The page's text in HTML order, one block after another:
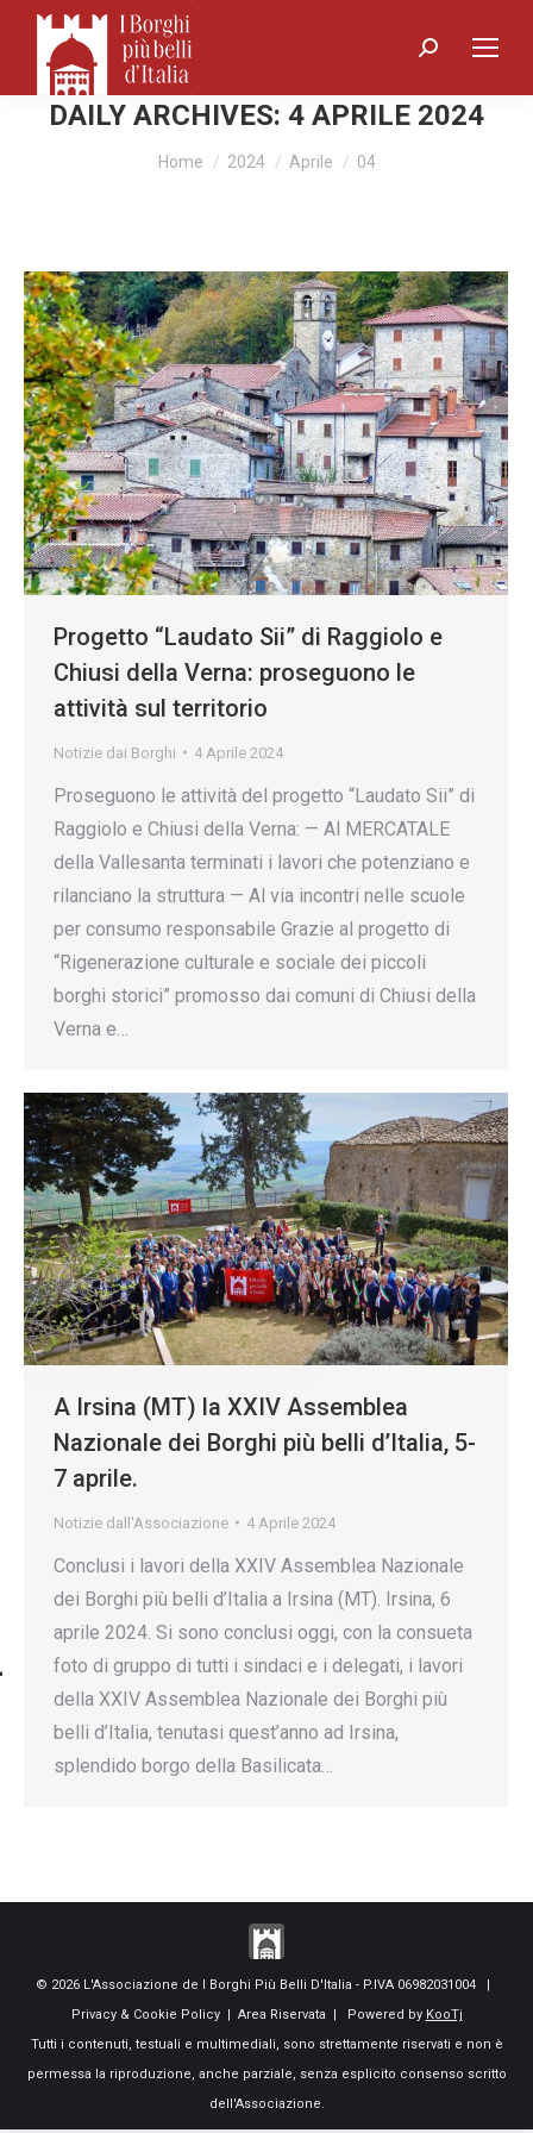
Search:
DAILY ARCHIVES: 4 APRILE 2024
You are here:
Home 2024 Aprile 04
Progetto “Laudato Sii” di Raggiolo e
Chiusi della Verna: proseguono le
attività sul territorio
Notizie dai Borghi 4 Aprile 2024
Proseguono le attività del progetto “Laudato Sii” di
Raggiolo e Chiusi della Verna: — Al MERCATALE
della Vallesanta terminati i lavori che potenziano e
rilanciano la struttura — Al via incontri nelle scuole
per consumo responsabile Grazie al progetto di
“Rigenerazione culturale e sociale dei piccoli
borghi storici” promosso dai comuni di Chiusi della
Verna e…
A Irsina (MT) la XXIV Assemblea
Nazionale dei Borghi più belli d’Italia, 5-
7 aprile.
Notizie dall'Associazione 4 Aprile 2024
Conclusi i lavori della XXIV Assemblea Nazionale
dei Borghi più belli d’Italia a Irsina (MT). Irsina, 6
aprile 2024. Si sono conclusi oggi, con la consueta
foto di gruppo di tutti i sindaci e i delegati, i lavori
della XXIV Assemblea Nazionale dei Borghi più
belli d’Italia, tenutasi quest’anno ad Irsina,
splendido borgo della Basilicata…
© 2026 L'Associazione de I Borghi Più Belli D'Italia - P.IVA 06982031004 |
Privacy & Cookie Policy| Area Riservata | Powered by KooTj
Tutti i contenuti, testuali e multimediali, sono strettamente riservati e non è
permessa la riproduzione, anche parziale, senza esplicito consenso scritto
dell'Associazione.